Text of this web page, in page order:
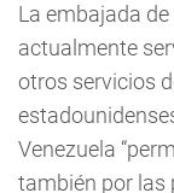
La embajada
actualmente
otros servicios
Venezuela
también por las